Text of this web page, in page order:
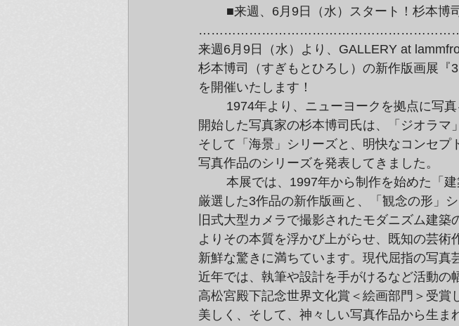
来週6月9日（水）より、GALLERY at
杉本博司（すぎもとひろし）の新作版画展『3
を開催いたします！
開始した写真家の杉本博司氏は、「ジオラマ
そして「海景」シリーズと、明快なコンセプ
写真作品のシリーズを発表してきました。
厳選した3作品の新作版画と、「観念の形」
旧式大型カメラで撮影されたモダニズム建築
よりその本質を浮かび上がらせ、既知の芸術
新鮮な驚きに満ちています。現代屈指の写真
近年では、執筆や設計を手がけるなど活動の
高松宮殿下記念世界文化賞＜絵画部門＞受賞
美しく、そして、神々しい写真作品から生ま